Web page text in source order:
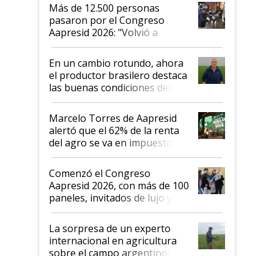
Más de 12.500 personas
pasaron por el Congreso
Aapresid 2026: "Volvió a
demostrar que hablar del
suelo es hablar de todo el
sistema productivo"
En un cambio rotundo, ahora
el productor brasilero destaca
las buenas condiciones del
agro argentino para invertir:
"Los veo más motivados"
Marcelo Torres de Aapresid
alertó que el 62% de la renta
del agro se va en impuestos:
"No es bueno que en
Argentina se sigan discutiendo
las mismas cosas de hace 50
años"
Comenzó el Congreso
Aapresid 2026, con más de 100
paneles, invitados de lujo y
todas las tendencias
La sorpresa de un experto
internacional en agricultura
sobre el campo argentino: